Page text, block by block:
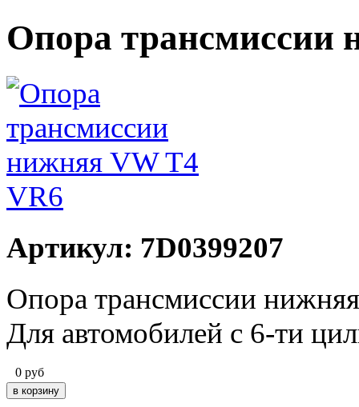
Опора трансмиссии
Артикул: 7D0399207
Опора трансмиссии
Для автомобилей с 6-ти
0 руб